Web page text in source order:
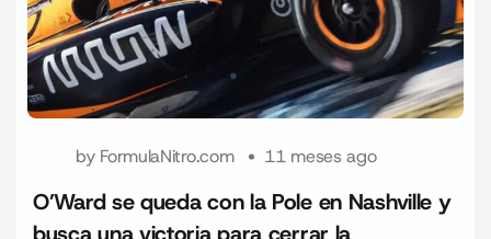
by FormulaNitro.com 11 meses ago
O’Ward se queda con la Pole en Nashville y